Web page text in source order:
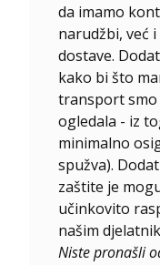
da imamo
narudžbi, već
dostave.
kako bi što
transport
ogledala - iz
minimalno
spužva).
zaštite je
učinkovito
našim
Niste pronašli